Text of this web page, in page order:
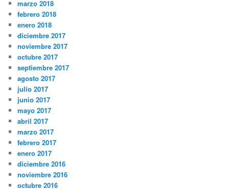
marzo 2018
febrero 2018
enero 2018
diciembre 2017
noviembre 2017
octubre 2017
septiembre 2017
agosto 2017
julio 2017
junio 2017
mayo 2017
abril 2017
marzo 2017
febrero 2017
enero 2017
diciembre 2016
noviembre 2016
octubre 2016